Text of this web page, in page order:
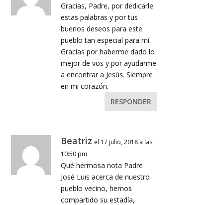
Gracias, Padre, por dedicarle
estas palabras y por tus
buenos deseos para este
pueblo tan especial para mí.
Gracias por haberme dado lo
mejor de vos y por ayudarme
a encontrar a Jesús. Siempre
en mi corazón.
RESPONDER
Beatriz el 17 julio, 2018 a las
10:50 pm
Qué hermosa nota Padre
José Luis acerca de nuestro
pueblo vecino, hemos
compartido su estadía,